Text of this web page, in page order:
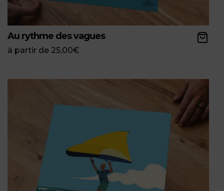
Au rythme des vagues
à partir de 25,00€